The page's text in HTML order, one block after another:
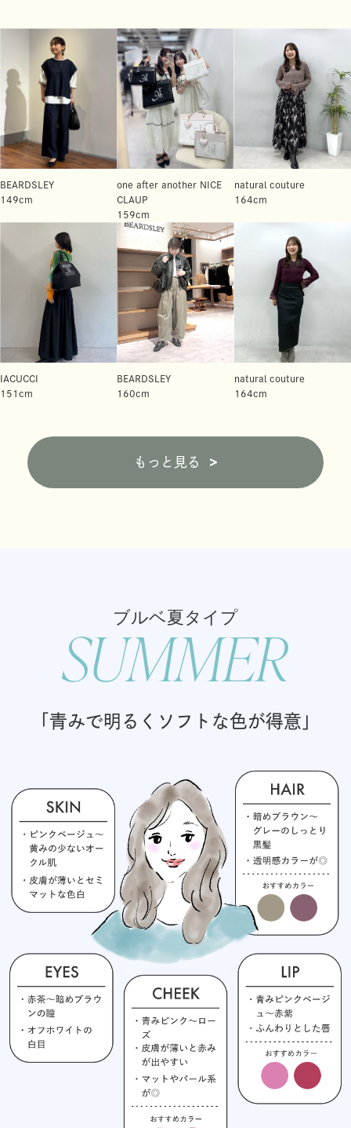
BEARDSLEY
149cm
one after another NICE
CLAUP
159cm
natural couture
164cm
IACUCCI
151cm
BEARDSLEY
160cm
natural couture
164cm
もっと見る
ブルベ夏タイプ
SUMMER
「青みで明るくソフトな色が得意」